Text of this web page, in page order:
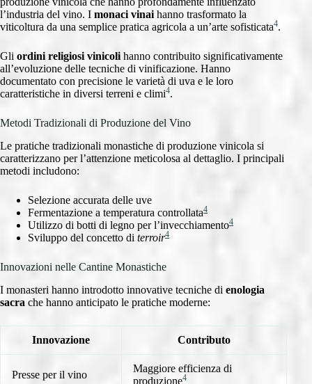
l’industria del vino. I monaci vinai hanno trasformato la
viticoltura da una semplice pratica agricola a un’arte sofisticata4.
Gli ordini religiosi vinicoli hanno contribuito significativamente
all’evoluzione delle tecniche di vinificazione. Hanno
documentato con precisione le varietà di uva e le loro
caratteristiche in diversi terreni e climi4.
Metodi Tradizionali di Produzione del Vino
Le pratiche tradizionali monastiche di produzione vinicola si
caratterizzano per l’attenzione meticolosa al dettaglio. I principali
metodi includono:
Selezione accurata delle uve
Fermentazione a temperatura controllata4
Utilizzo di botti di legno per l’invecchiamento4
Sviluppo del concetto di terroir4
Innovazioni nelle Cantine Monastiche
I monasteri hanno introdotto innovative tecniche di enologia
sacra che hanno anticipato le pratiche moderne:
Innovazione Contributo
Presse per il vino
Maggiore efficienza di
produzione4